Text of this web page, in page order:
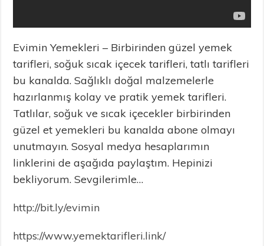
Evimin Yemekleri – Birbirinden güzel yemek
tarifleri, soğuk sıcak içecek tarifleri, tatlı tarifleri
bu kanalda. Sağlıklı doğal malzemelerle
hazırlanmış kolay ve pratik yemek tarifleri.
Tatlılar, soğuk ve sıcak içecekler birbirinden
güzel et yemekleri bu kanalda abone olmayı
unutmayın. Sosyal medya hesaplarımın
linklerini de aşağıda paylaştım. Hepinizi
bekliyorum. Sevgilerimle…
http://bit.ly/evimin
https://www.yemektarifleri.link/